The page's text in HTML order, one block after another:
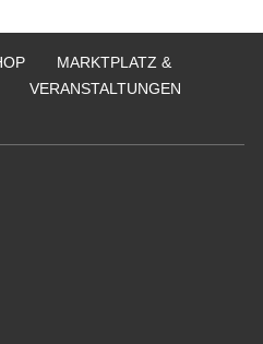
MARKTPLATZ &
VERANSTALTUNGEN